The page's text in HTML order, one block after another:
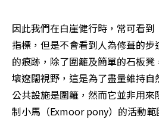
因此我們在白崖健行時，常可看
指標，但是不會看到人為修葺的
的痕跡，除了圍籬及簡單的石板
壞遼闊視野，這是為了盡量維持
公共設施是圍籬，然而它並非用
制小馬（Exmoor pony）的活動範